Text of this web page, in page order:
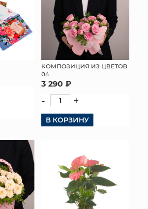
ГРУНТЫ И УДОБРЕНИЯ
ПРЕДМЕТЫ ИНТЕРЬЕРА
МЯГКИЕ ИГРУШКИ
КОРЗИНЫ
ЯЩИКИ
ИСКУССТВЕННЫЕ ЦВЕТЫ
ПАКЕТЫ И СУМКИ
ПОДАРОЧНЫЕ КАРТЫ
КОМПОЗИЦИЯ ИЗ ЦВЕТОВ
04
3 290 ₽
- +
В КОРЗИНУ